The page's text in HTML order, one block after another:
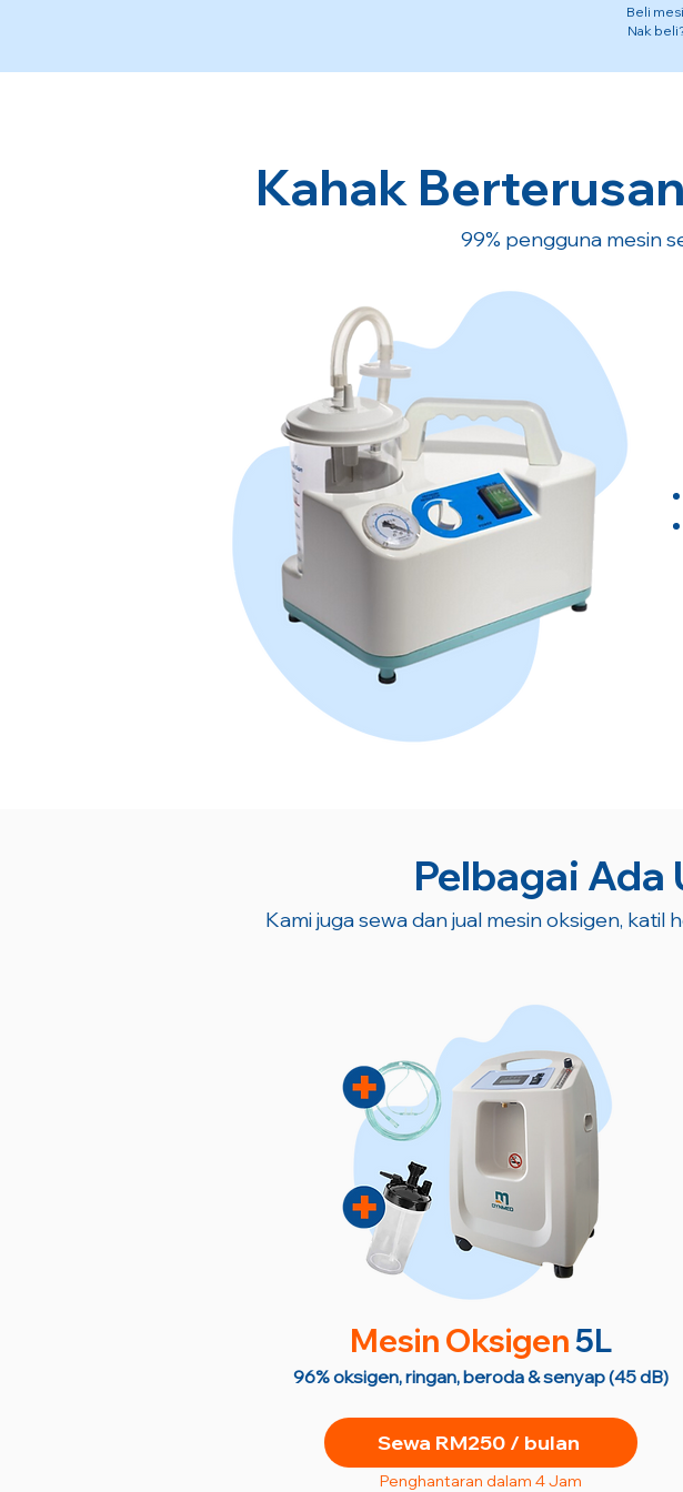
Beli
Nak
Kahak
99% pengguna mesin
Pelbagai Ada
Kami juga sewa dan jual mesin oksigen,
Mesin Oksigen5L
96% oksigen, ringan, beroda & senyap (45 dB)
Sewa RM250 / bulan
Penghantaran dalam 4 Jam